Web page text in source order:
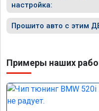
настройка:
Прошито авто с этим
Примеры наших